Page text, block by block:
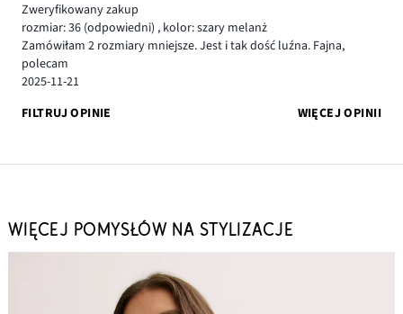
Zweryfikowany zakup
rozmiar: 36 (odpowiedni) , kolor: szary melanż
Zamówiłam 2 rozmiary mniejsze. Jest i tak dość luźna. Fajna,
polecam
2025-11-21
FILTRUJ OPINIE
WIĘCEJ OPINII
WIĘCEJ POMYSŁÓW NA STYLIZACJE